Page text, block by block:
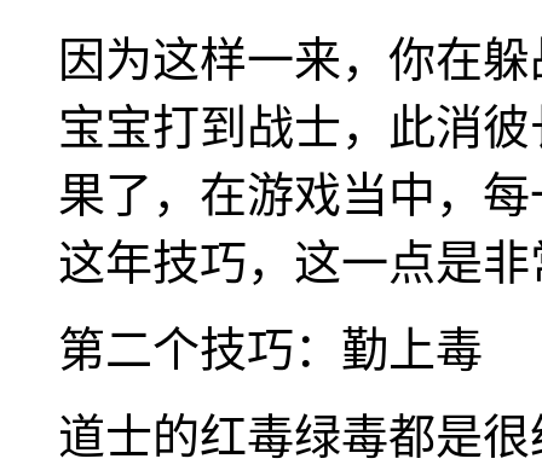
因为这样一来，你在
宝宝打到战士，此消
果了，在游戏当中，
这年技巧，这一点是
第二个技巧：勤上毒
道士的红毒绿毒都是